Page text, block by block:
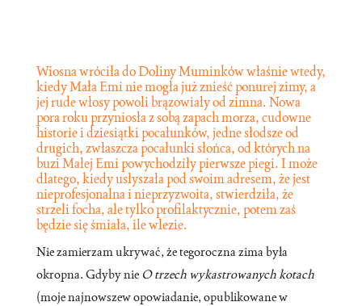
Wiosna wróciła do Doliny Muminków właśnie wtedy,
kiedy Mała Emi nie mogła już znieść ponurej zimy, a
jej rude włosy powoli brązowiały od zimna. Nowa
pora roku przyniosła z sobą zapach morza,cudowne
historiei dziesiątki pocałunków, jedne słodsze od
drugich, zwłaszcza pocałunki słońca, od których na
buzi Małej Emi powychodziły pierwsze piegi. I może
dlatego, kiedy usłyszała pod swoim adresem, że jest
nieprofesjonalna i nieprzyzwoita, stwierdziła, że
strzeli focha, ale tylko profilaktycznie, potem zaś
będzie się śmiała, ile wlezie.
Nie zamierzam ukrywać, że tegoroczna zima była
okropna. Gdyby nie O trzech wykastrowanych kotach
(moje najnowszew opowiadanie, opublikowane w